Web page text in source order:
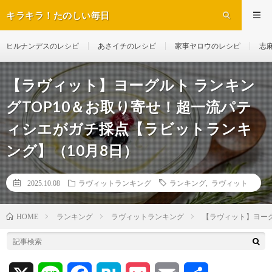
キラキラ！たのしい毎日
ヒルナンデスのレシピ あさイチのレシピ 家事ヤロウのレシピ 志
【ラヴィット】ヨーグルト ランキン
グTOP10＆お取り寄せ！超一流パテ
ィシエがガチ採点【ラビットランキ
ング】（10月8日）
2025.10.08 ラヴィットランキング ランキング ラヴィット
HOME ランキング ラヴィットランキング 【ラヴィット】ヨ